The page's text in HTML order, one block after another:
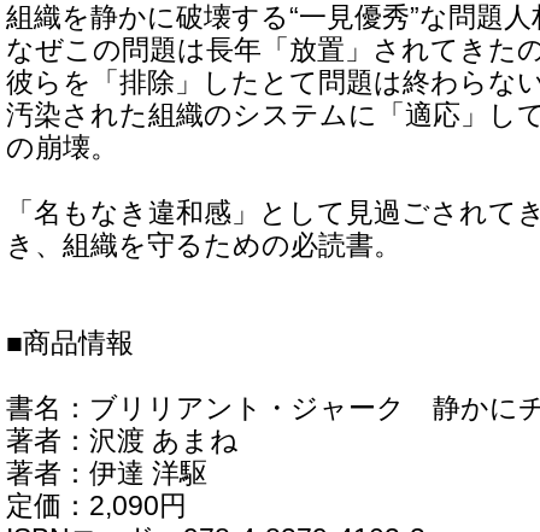
組織を静かに破壊する“一見優秀”な問題
なぜこの問題は長年「放置」されてきた
彼らを「排除」したとて問題は終わらな
汚染された組織のシステムに「適応」し
の崩壊。
「名もなき違和感」として見過ごされて
き、組織を守るための必読書。
■商品情報
書名：ブリリアント・ジャーク 静かに
著者：沢渡 あまね
著者：伊達 洋駆
定価：2,090円